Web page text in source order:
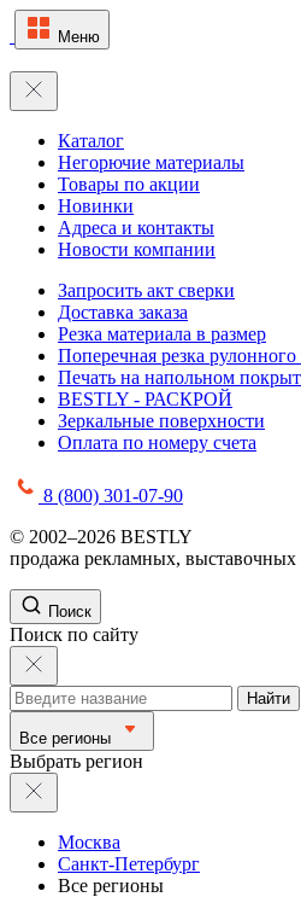
Меню
Каталог
Негорючие материалы
Товары по акции
Новинки
Адреса и контакты
Новости компании
Запросить акт сверки
Доставка заказа
Резка материала в размер
Поперечная резка рулонного
Печать на напольном
BESTLY - РАСКРОЙ
Зеркальные поверхности
Оплата по номеру счета
8 (800) 301-07-90
© 2002–2026 BESTLY
продажа рекламных, выставочных
Поиск
Поиск по сайту
Найти
Все регионы
Выбрать регион
Москва
Санкт-Петербург
Все регионы